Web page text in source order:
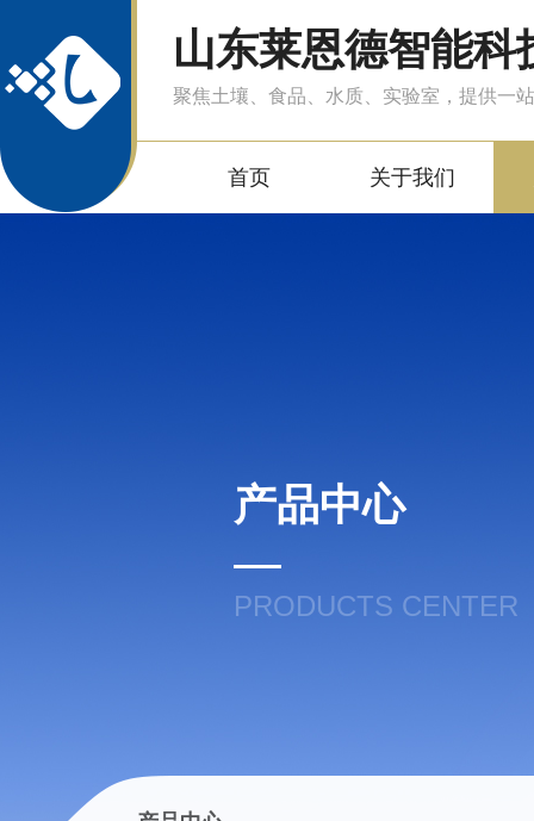
山东莱恩德智能科
聚焦土壤、食品、水质、实验室，提供一
首页 关于我们
产品中心
PRODUCTS CENTER